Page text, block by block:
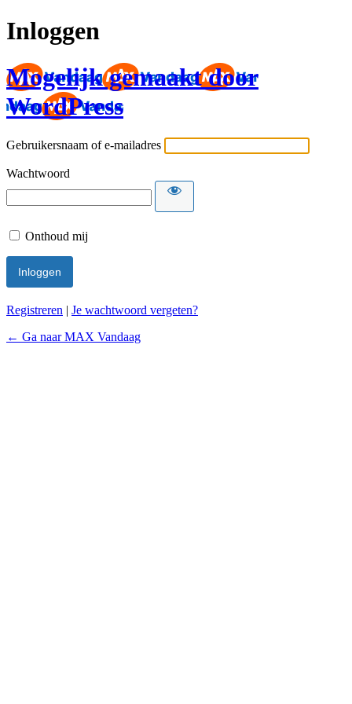
Inloggen
Mogelijk gemaakt door
WordPress
Gebruikersnaam of e-mailadres
Wachtwoord
Onthoud mij
Registreren | Je wachtwoord vergeten?
← Ga naar MAX Vandaag